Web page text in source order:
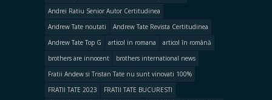
Andrei Ratiu Senior Autor Certitudinea
Andrew Tate noutati
Andrew Tate Revista Certitudinea
Andrew Tate Top G
articol in romana
articol în română
brothers are innocent
brothers international news
Fratii Andew si Tristan Tate nu sunt vinovati 100%
FRATII TATE 2023
FRATII TATE BUCURESTI